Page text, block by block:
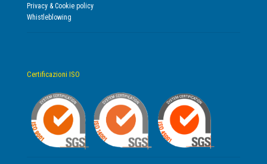
Privacy & Cookie policy
Whistleblowing
Certificazioni ISO